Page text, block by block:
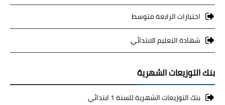
اختبارات الرابعة متوسط
شهادة التعليم الابتدائي
بنك التوزيعات الشهرية
بنك التوزيعات الشهرية للسنة 1 ابتدائي